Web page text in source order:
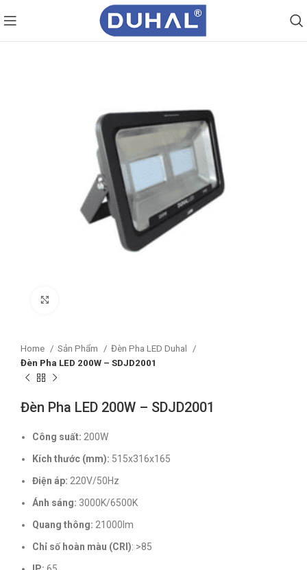
Home Sản Phẩm
Đèn Pha LED Duhal
Đèn Pha LED 200W – SDJD2001
Đèn Pha LED 200W – SDJD2001
Công suất: 200W
Kích thước (mm): 515x316x165
Điện áp: 220V/50Hz
Ánh sáng: 3000K/6500K
Quang thông: 21000lm
Chỉ số hoàn màu (CRI): >85